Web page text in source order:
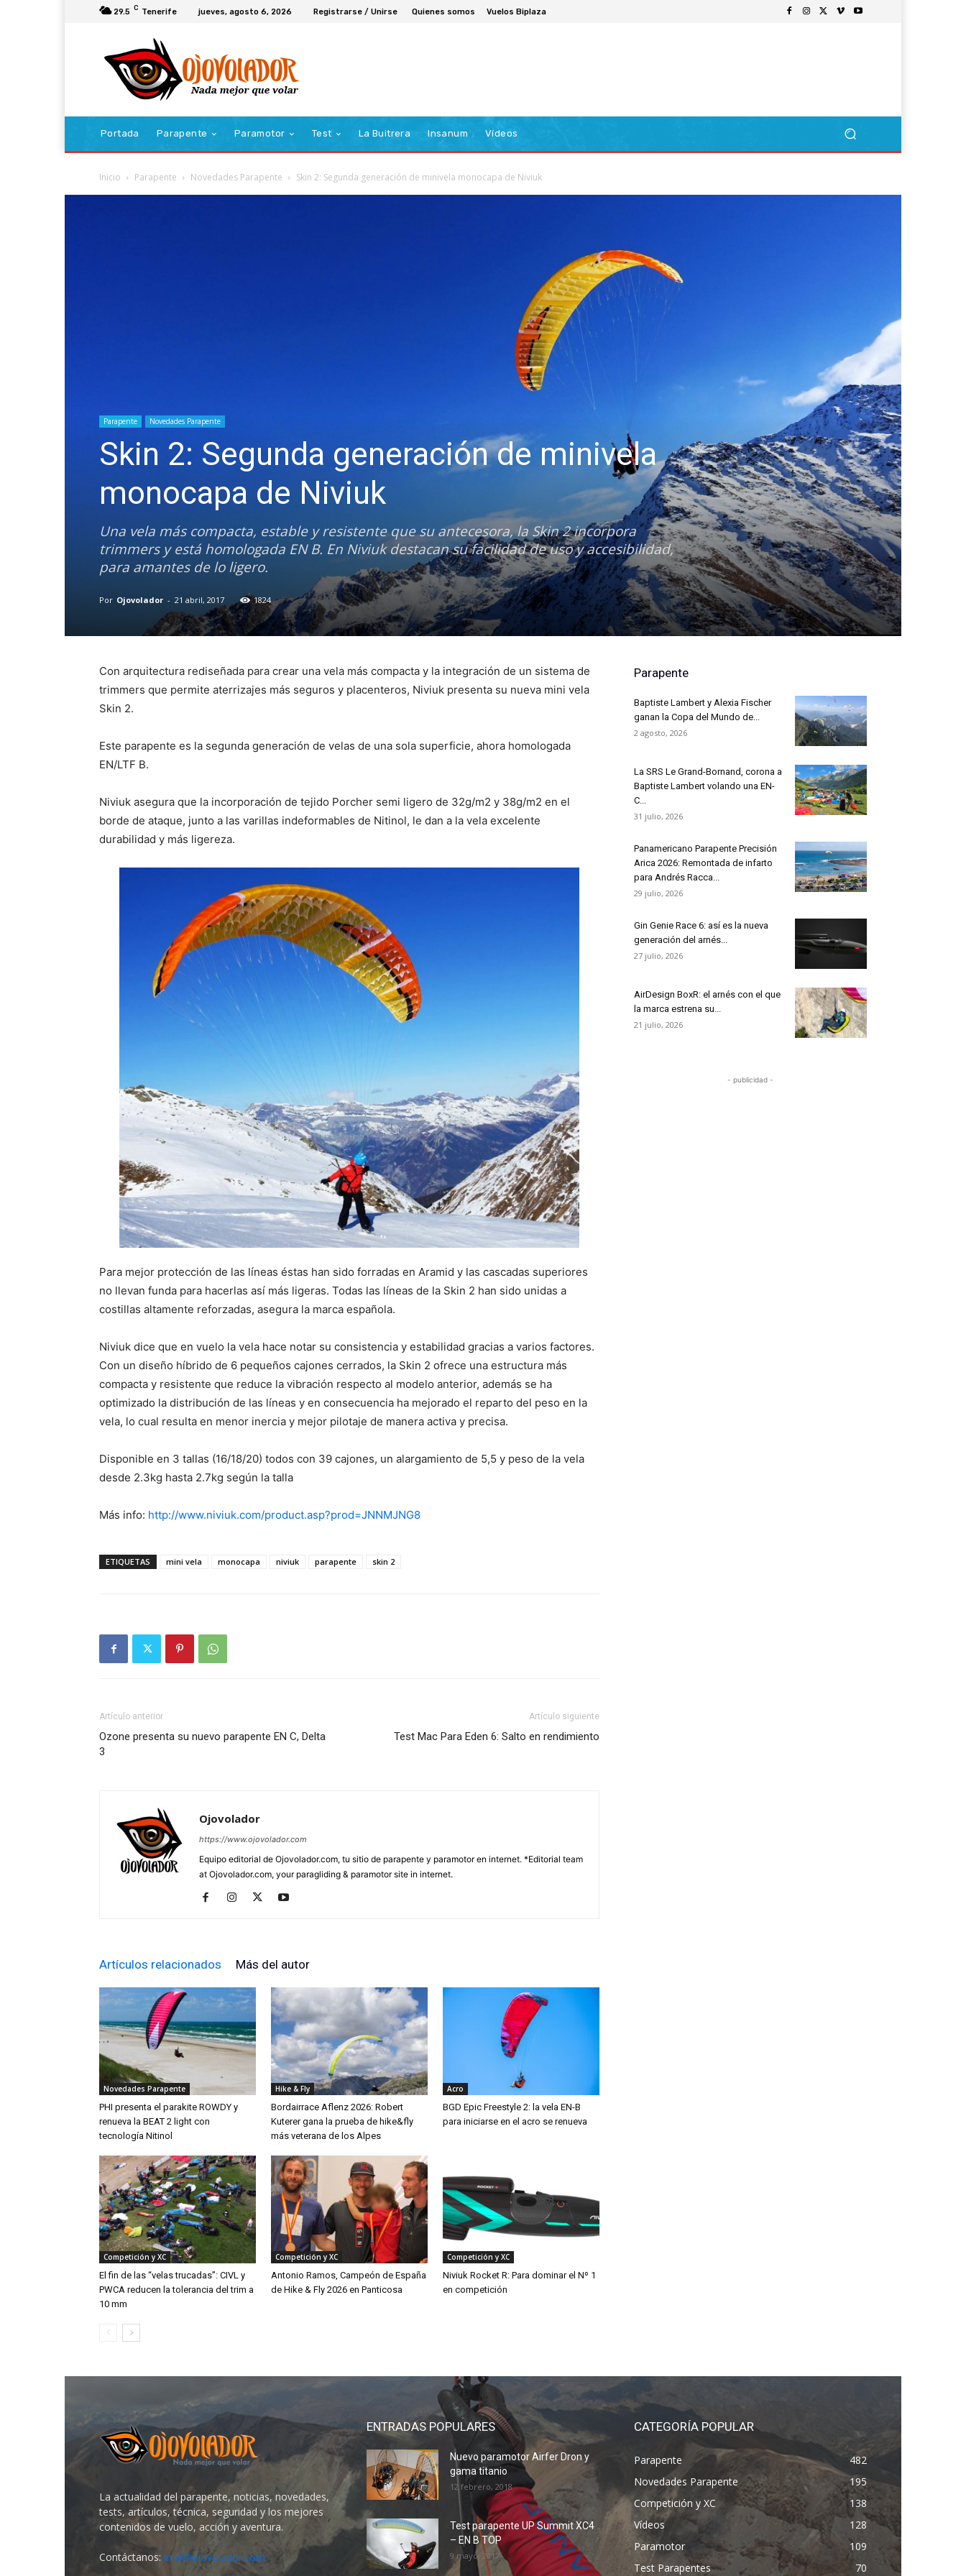
29.5 C Tenerife jueves, agosto 6, 2026 Registrarse / Unirse Quienes somos Vuelos Biplaza
Portada Parapente Paramotor Test La Buitrera Insanum Vídeos
Inicio Parapente Novedades Parapente Skin 2: Segunda generación de minivela monocapa de Niviuk
Parapente Novedades Parapente
Skin 2: Segunda generación de minivela
monocapa de Niviuk
Una vela más compacta, estable y resistente que su antecesora, la Skin 2 incorpora
trimmers y está homologada EN B. En Niviuk destacan su facilidad de uso y accesibilidad,
para amantes de lo ligero.
Por Ojovolador - 21 abril, 2017 1824
Con arquitectura rediseñada para crear una vela más compacta y la integración de un sistema de
trimmers que permite aterrizajes más seguros y placenteros, Niviuk presenta su nueva mini vela
Skin 2.
Este parapente es la segunda generación de velas de una sola superficie, ahora homologada
EN/LTF B.
Niviuk asegura que la incorporación de tejido Porcher semi ligero de 32g/m2 y 38g/m2 en el
borde de ataque, junto a las varillas indeformables de Nitinol, le dan a la vela excelente
durabilidad y más ligereza.
Para mejor protección de las líneas éstas han sido forradas en Aramid y las cascadas superiores
no llevan funda para hacerlas así más ligeras. Todas las líneas de la Skin 2 han sido unidas a
costillas altamente reforzadas, asegura la marca española.
Niviuk dice que en vuelo la vela hace notar su consistencia y estabilidad gracias a varios factores.
Con un diseño híbrido de 6 pequeños cajones cerrados, la Skin 2 ofrece una estructura más
compacta y resistente que reduce la vibración respecto al modelo anterior, además se ha
optimizado la distribución de las líneas y en consecuencia ha mejorado el reparto del peso en la
vela, lo cual resulta en menor inercia y mejor pilotaje de manera activa y precisa.
Disponible en 3 tallas (16/18/20) todos con 39 cajones, un alargamiento de 5,5 y peso de la vela
desde 2.3kg hasta 2.7kg según la talla
Más info: http://www.niviuk.com/product.asp?prod=JNNMJNG8
ETIQUETAS mini vela monocapa niviuk parapente skin 2
Artículo anterior
Ozone presenta su nuevo parapente EN C, Delta
3
Artículo siguiente
Test Mac Para Eden 6: Salto en rendimiento
Ojovolador
https://www.ojovolador.com
Equipo editorial de Ojovolador.com, tu sitio de parapente y paramotor en internet. *Editorial team
at Ojovolador.com, your paragliding & paramotor site in internet.
Artículos relacionados Más del autor
Novedades Parapente
PHI presenta el parakite ROWDY y
renueva la BEAT 2 light con
tecnología Nitinol
Hike & Fly
Bordairrace Aflenz 2026: Robert
Kuterer gana la prueba de hike&fly
más veterana de los Alpes
Acro
BGD Epic Freestyle 2: la vela EN-B
para iniciarse en el acro se renueva
Competición y XC
El fin de las “velas trucadas”: CIVL y
PWCA reducen la tolerancia del trim a
10 mm
Competición y XC
Antonio Ramos, Campeón de España
de Hike & Fly 2026 en Panticosa
Competición y XC
Niviuk Rocket R: Para dominar el Nº 1
en competición
Parapente
Baptiste Lambert y Alexia Fischer
ganan la Copa del Mundo de...
2 agosto, 2026
La SRS Le Grand-Bornand, corona a
Baptiste Lambert volando una EN-
C...
31 julio, 2026
Panamericano Parapente Precisión
Arica 2026: Remontada de infarto
para Andrés Racca...
29 julio, 2026
Gin Genie Race 6: así es la nueva
generación del arnés...
27 julio, 2026
AirDesign BoxR: el arnés con el que
la marca estrena su...
21 julio, 2026
- publicidad -
La actualidad del parapente, noticias, novedades,
tests, artículos, técnica, seguridad y los mejores
contenidos de vuelo, acción y aventura.
Contáctanos: info@ojovolador.com
ENTRADAS POPULARES
Nuevo paramotor Airfer Dron y
gama titanio
12 febrero, 2018
Test parapente UP Summit XC4
– EN B TOP
9 mayo, 2017
CATEGORÍA POPULAR
Parapente
482
Novedades Parapente
195
Competición y XC
138
Vídeos
128
Paramotor
109
Test Parapentes
70